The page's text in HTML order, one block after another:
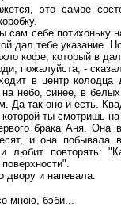
это самое
сам себе потихоньку
дал тебе указание.
кофе, который в
пожалуйста, -
в центр
небо, синее, в
Да так оно и есть.
которой ты смотришь на
брака Аня. Она
и она побывала
любит повторять:
двору и напевала:
мною, бэби...